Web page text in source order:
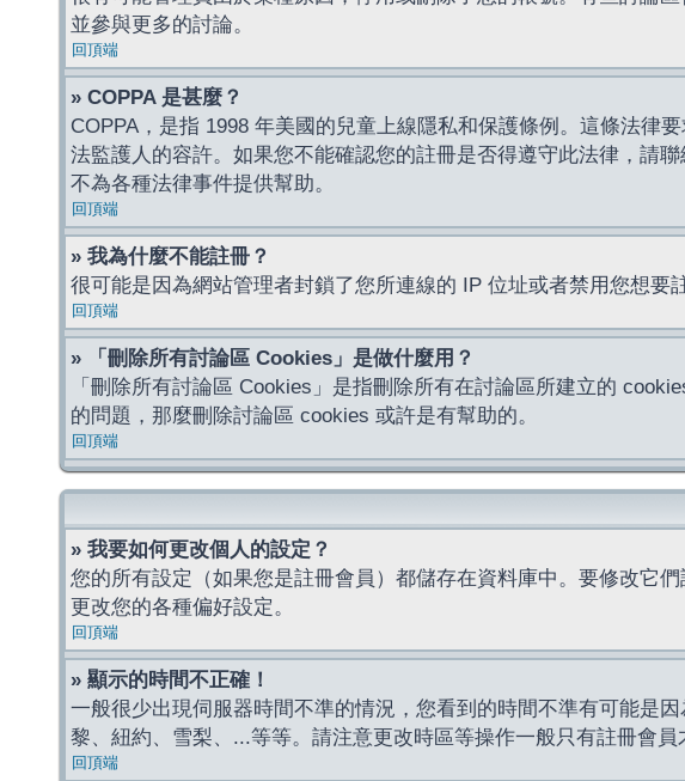
並參與更多的討論。
回頂端
» COPPA 是甚麼？
COPPA，是指 1998 年美國的兒童上線隱私和保護條例。這條法律
法監護人的容許。如果您不能確認您的註冊是否得遵守此法律，請
不為各種法律事件提供幫助。
回頂端
» 我為什麼不能註冊？
很可能是因為網站管理者封鎖了您所連線的 IP 位址或者禁用您想要
回頂端
» 「刪除所有討論區 Cookies」是做什麼用？
「刪除所有討論區 Cookies」是指刪除所有在討論區所建立的
的問題，那麼刪除討論區 cookies 或許是有幫助的。
回頂端
» 我要如何更改個人的設定？
您的所有設定（如果您是註冊會員）都儲存在資料庫中。要修改它們
更改您的各種偏好設定。
回頂端
» 顯示的時間不正確！
一般很少出現伺服器時間不準的情況，您看到的時間不準有可能是
黎、紐約、雪梨、...等等。請注意更改時區等操作一般只有註冊會
回頂端